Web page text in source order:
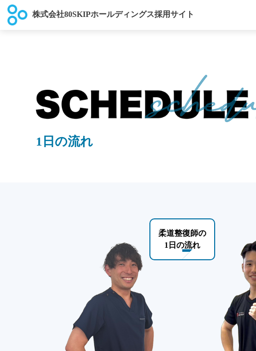
株式会社80SKIPホールディングス採用サイト
1日の流れ
柔道整復師の
1日の流れ